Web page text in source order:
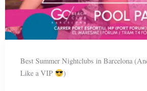
Best Summer Nightclubs in Barcelona
Like a VIP
)